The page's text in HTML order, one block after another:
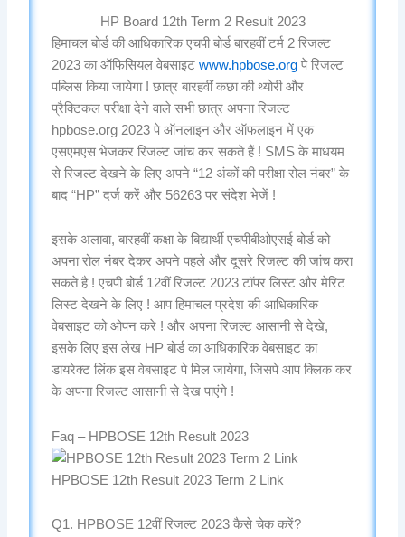
HP Board 12th Term 2 Result 2023
हिमाचल बोर्ड की आधिकारिक एचपी बोर्ड बारहवीं टर्म 2 रिजल्ट
2023 का ऑफिसियल वेबसाइटwww.hpbose.org पे रिजल्ट
पब्लिस किया जायेगा ! छात्र बारहवीं कछा की थ्योरी और
प्रैक्टिकल परीक्षा देने वाले सभी छात्र अपना रिजल्ट
hpbose.org 2023 पे ऑनलाइन और ऑफलाइन में एक
एसएमएस भेजकर रिजल्ट जांच कर सकते हैं ! SMS के माधयम
से रिजल्ट देखने के लिए अपने “12 अंकों की परीक्षा रोल नंबर” के
बाद “HP” दर्ज करें और 56263 पर संदेश भेजें !
इसके अलावा, बारहवीं कक्षा के बिद्यार्थी एचपीबीओएसई बोर्ड को
अपना रोल नंबर देकर अपने पहले और दूसरे रिजल्ट की जांच करा
सकते है ! एचपी बोर्ड 12वीं रिजल्ट 2023 टॉपर लिस्ट और मेरिट
लिस्ट देखने के लिए ! आप हिमाचल प्रदेश की आधिकारिक
वेबसाइट को ओपन करे ! और अपना रिजल्ट आसानी से देखे,
इसके लिए इस लेख HP बोर्ड का आधिकारिक वेबसाइट का
डायरेक्ट लिंक इस वेबसाइट पे मिल जायेगा, जिसपे आप क्लिक कर
के अपना रिजल्ट आसानी से देख पाएंगे !
Faq – HPBOSE 12th Result 2023
HPBOSE 12th Result 2023 Term 2 Link
Q1. HPBOSE 12वीं रिजल्ट 2023 कैसे चेक करें?